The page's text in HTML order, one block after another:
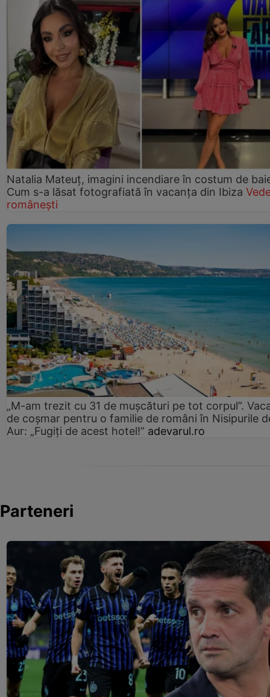
Natalia Mateuț, imagini incendiare în costum de
Cum s-a lăsat fotografiată în vacanța din Ibiza
românești
„M-am trezit cu 31 de mușcături pe tot corpul”.
de coșmar pentru o familie de români în Nisipurile
Aur: „Fugiți de acest hotel!” adevarul.ro
Parteneri